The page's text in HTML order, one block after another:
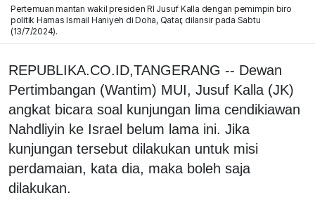
Pertemuan mantan wakil presiden RI Jusuf Kalla dengan pemimpin biro
politik Hamas Ismail Haniyeh di Doha, Qatar, dilansir pada Sabtu
(13/7/2024).
REPUBLIKA.CO.ID,TANGERANG -- Dewan
Pertimbangan (Wantim) MUI, Jusuf Kalla (JK)
angkat bicara soal kunjungan lima cendikiawan
Nahdliyin ke Israel belum lama ini. Jika
kunjungan tersebut dilakukan untuk misi
perdamaian, kata dia, maka boleh saja
dilakukan.